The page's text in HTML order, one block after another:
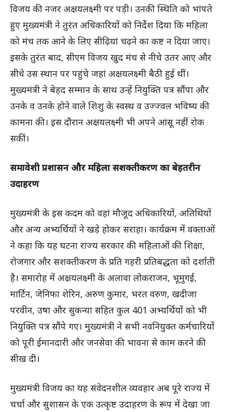
विजय की नजर अक्षयलक्ष्मी पर पड़ी। उनकी स्थिति को भांपते
हुए मुख्यमंत्री ने तुरंत अधिकारियों को निर्देश दिया कि महिला
को मंच तक आने के लिए सीढ़ियां चढ़ने का कष्ट न दिया जाए।
इसके तुरंत बाद, सीएम विजय खुद मंच से नीचे उतर आए और
सीधे उस स्थान पर पहुंचे जहां अक्षयलक्ष्मी बैठी हुई थीं।
मुख्यमंत्री ने बेहद सम्मान के साथ उन्हें नियुक्ति पत्र सौंपा और
उनके व उनके होने वाले शिशु के स्वस्थ व उज्ज्वल भविष्य की
कामना की। इस दौरान अक्षयलक्ष्मी भी अपने आंसू नहीं रोक
सकीं।
समावेशी प्रशासन और महिला सशक्तीकरण का बेहतरीन
उदाहरण
मुख्यमंत्री के इस कदम को वहां मौजूद अधिकारियों, अतिथियों
और अन्य अभ्यर्थियों ने खड़े होकर सराहा। कार्यक्रम में वक्ताओं
ने कहा कि यह घटना राज्य सरकार की महिलाओं की शिक्षा,
रोजगार और सशक्तीकरण के प्रति गहरी प्रतिबद्धता को दर्शाती
है। समारोह में अक्षयलक्ष्मी के अलावा लोकराजन, भूमुगई,
मार्टिन, जेनिफा शेरिन, अरुण कुमार, भरत वरुण, खदीजा
परवीन, उषा और सुकन्या सहित कुल 401 अभ्यर्थियों को भी
नियुक्ति पत्र सौंपे गए। मुख्यमंत्री ने सभी नवनियुक्त कर्मचारियों
को पूरी ईमानदारी और जनसेवा की भावना से काम करने की
सीख दी।
मुख्यमंत्री विजय का यह संवेदनशील व्यवहार अब पूरे राज्य में
चर्चा और सुशासन के एक उत्कृष्ट उदाहरण के रूप में देखा जा